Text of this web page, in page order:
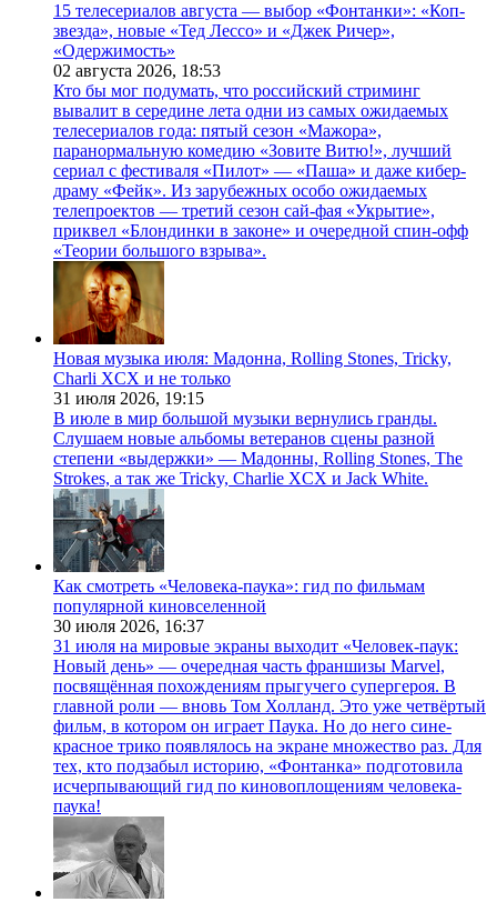
15 телесериалов августа — выбор «Фонтанки»: «Коп-
звезда», новые «Тед Лессо» и «Джек Ричер»,
«Одержимость»
02 августа 2026, 18:53
Кто бы мог подумать, что российский стриминг
вывалит в середине лета одни из самых ожидаемых
телесериалов года: пятый сезон «Мажора»,
паранормальную комедию «Зовите Витю!», лучший
сериал с фестиваля «Пилот» — «Паша» и даже кибер-
драму «Фейк». Из зарубежных особо ожидаемых
телепроектов — третий сезон сай-фая «Укрытие»,
приквел «Блондинки в законе» и очередной спин-офф
«Теории большого взрыва».
Новая музыка июля: Мадонна, Rolling Stones, Tricky,
Charli XCX и не только
31 июля 2026, 19:15
В июле в мир большой музыки вернулись гранды.
Слушаем новые альбомы ветеранов сцены разной
степени «выдержки» — Мадонны, Rolling Stones, The
Strokes, а так же Tricky, Charlie XCX и Jack White.
Как смотреть «Человека-паука»: гид по фильмам
популярной киновселенной
30 июля 2026, 16:37
31 июля на мировые экраны выходит «Человек-паук:
Новый день» — очередная часть франшизы Marvel,
посвящённая похождениям прыгучего супергероя. В
главной роли — вновь Том Холланд. Это уже четвёртый
фильм, в котором он играет Паука. Но до него сине-
красное трико появлялось на экране множество раз. Для
тех, кто подзабыл историю, «Фонтанка» подготовила
исчерпывающий гид по киновоплощениям человека-
паука!